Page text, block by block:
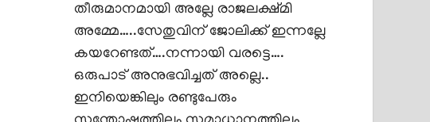
തീരുമാനമായി അല്ലേ രാജലക്ഷ്മി
അമ്മേ…..സേതുവിന് ജോലിക്ക് ഇന്നല്ലേ
കയറേണ്ടത്….നന്നായി വരട്ടെ….
ഒരുപാട് അനുഭവിച്ചത് അല്ലെ..
ഇനിയെങ്കിലും രണ്ടുപേരും